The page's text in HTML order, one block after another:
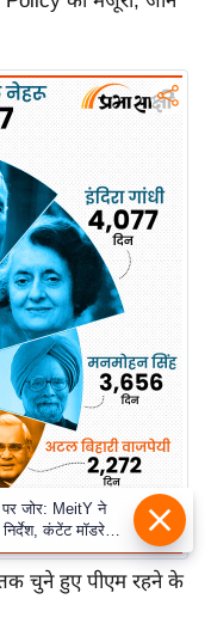
चुने हुए पीएम रहने के